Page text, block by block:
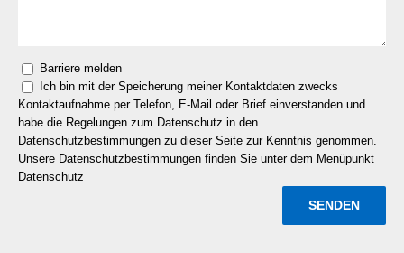
Barriere melden
Ich bin mit der Speicherung meiner Kontaktdaten zwecks
Kontaktaufnahme per Telefon, E-Mail oder Brief einverstanden und
habe die Regelungen zum Datenschutz in den
Datenschutzbestimmungen zu dieser Seite zur Kenntnis genommen.
Unsere Datenschutzbestimmungen finden Sie unter dem Menüpunkt
Datenschutz